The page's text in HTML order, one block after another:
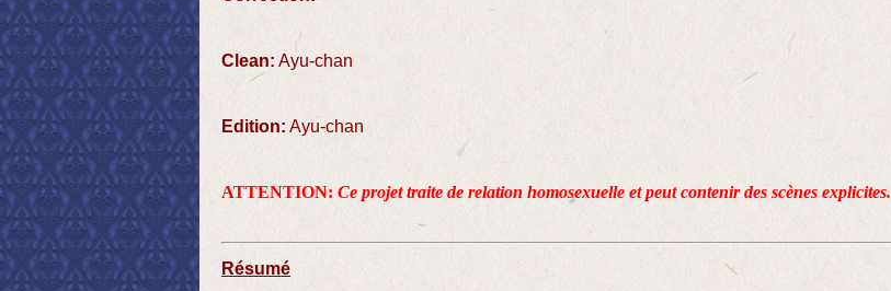
Clean: Ayu-chan
Edition: Ayu-chan
ATTENTION: Ce projet traite de relation homosexuelle et peut contenir des scènes explicites.
Résumé